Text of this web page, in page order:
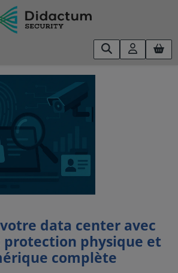
data center avec
protection physique et
complète